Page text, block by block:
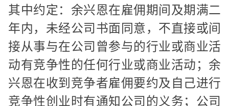
其中约定：余兴恩在雇佣期间及期满二
年内，未经公司书面同意，不直接或间
接从事与在公司曾参与的行业或商业活
动有竞争性的任何行业或商业活动；余
兴恩在收到竞争者雇佣要约及自己进行
竞争性创业时有通知公司的义务；公司